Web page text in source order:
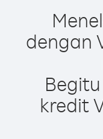
dengan
kredit